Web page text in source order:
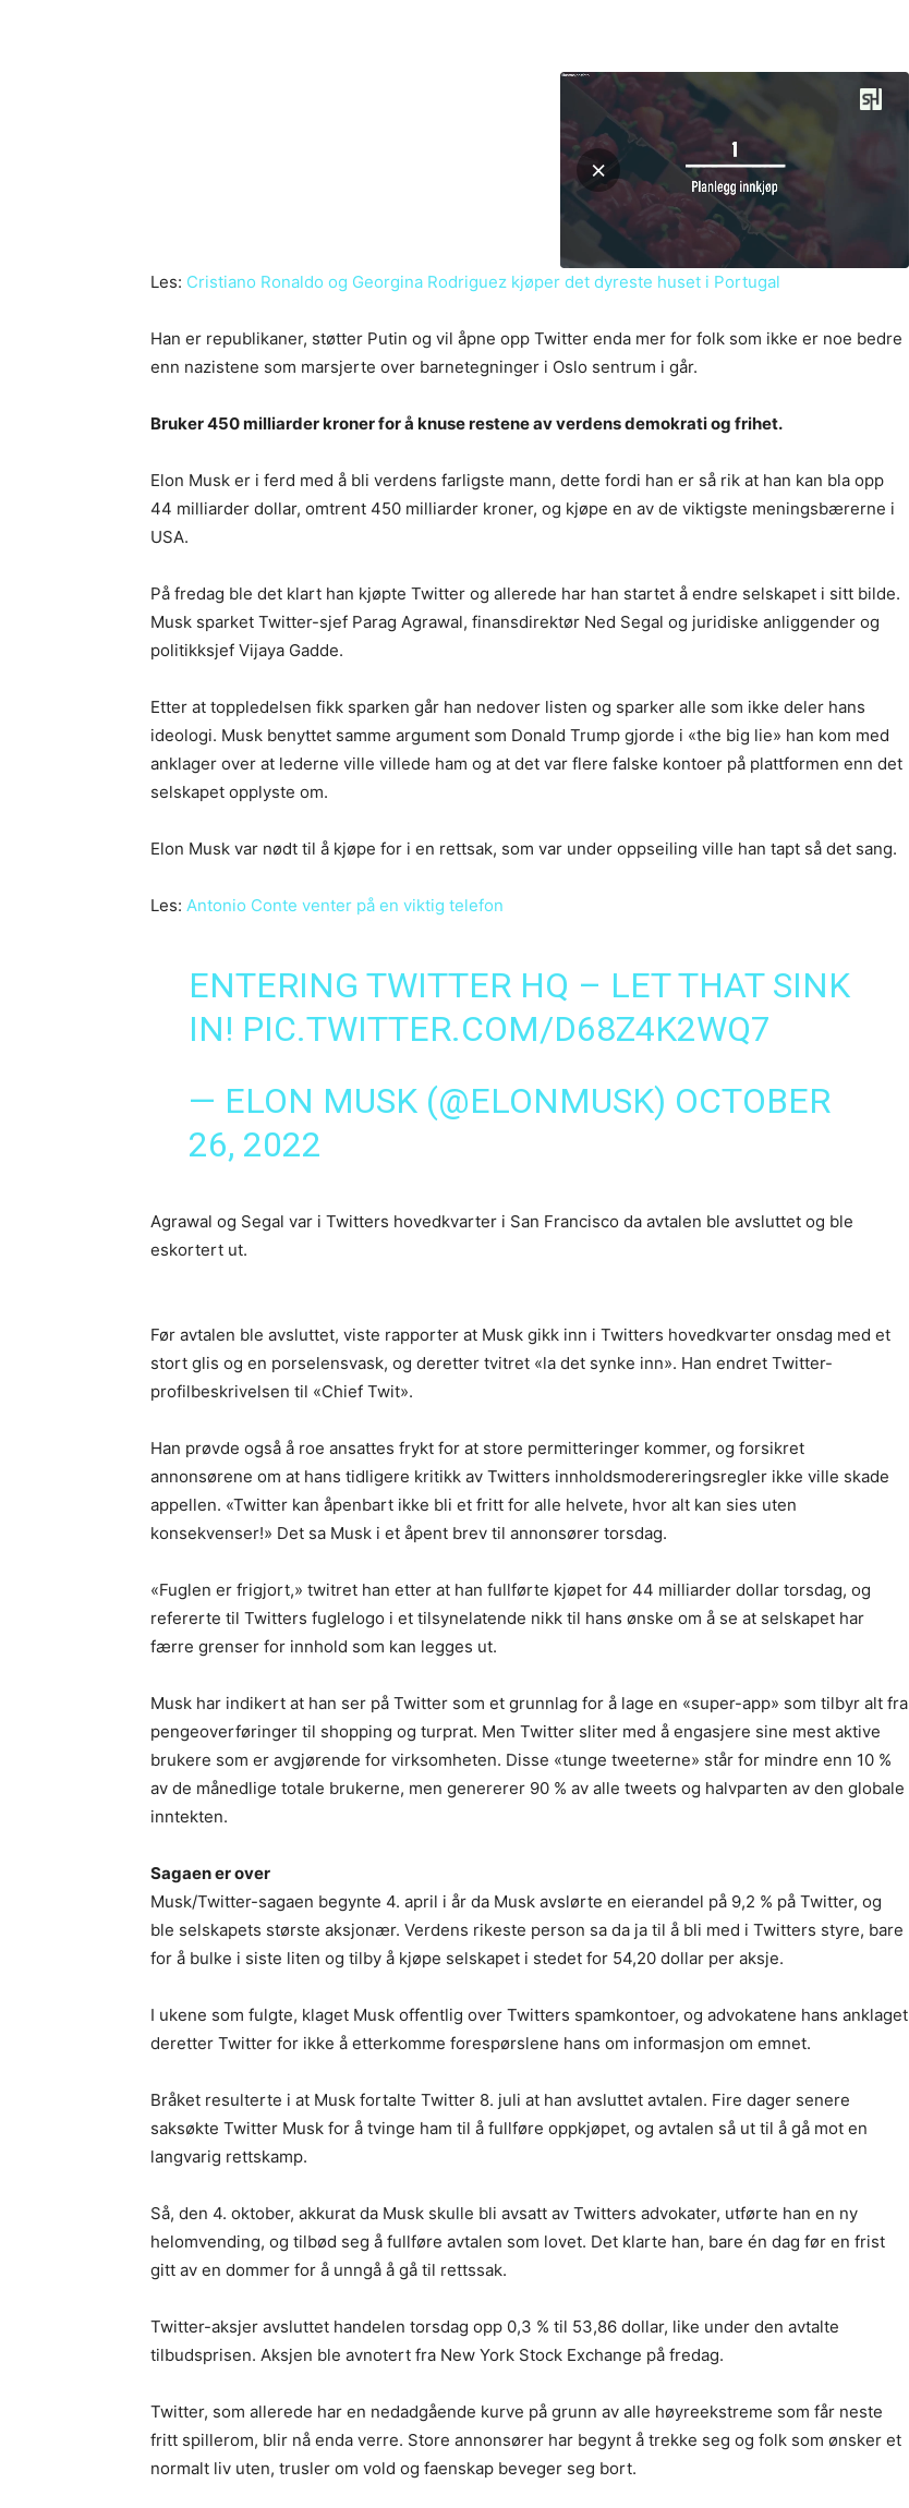
Les: Cristiano Ronaldo og Georgina Rodriguez kjøper det dyreste huset i Portugal
Han er republikaner, støtter Putin og vil åpne opp Twitter enda mer for folk som ikke er noe bedre
enn nazistene som marsjerte over barnetegninger i Oslo sentrum i går.
Bruker 450 milliarder kroner for å knuse restene av verdens demokrati og frihet.
Elon Musk er i ferd med å bli verdens farligste mann, dette fordi han er så rik at han kan bla opp
44 milliarder dollar, omtrent 450 milliarder kroner, og kjøpe en av de viktigste meningsbærerne i
USA.
På fredag ble det klart han kjøpte Twitter og allerede har han startet å endre selskapet i sitt bilde.
Musk sparket Twitter-sjef Parag Agrawal, finansdirektør Ned Segal og juridiske anliggender og
politikksjef Vijaya Gadde.
Etter at toppledelsen fikk sparken går han nedover listen og sparker alle som ikke deler hans
ideologi. Musk benyttet samme argument som Donald Trump gjorde i «the big lie» han kom med
anklager over at lederne ville villede ham og at det var flere falske kontoer på plattformen enn det
selskapet opplyste om.
Elon Musk var nødt til å kjøpe for i en rettsak, som var under oppseiling ville han tapt så det sang.
Les: Antonio Conte venter på en viktig telefon
ENTERING TWITTER HQ – LET THAT SINK
IN! PIC.TWITTER.COM/D68Z4K2WQ7
— ELON MUSK (@ELONMUSK) OCTOBER
26, 2022
Agrawal og Segal var i Twitters hovedkvarter i San Francisco da avtalen ble avsluttet og ble
eskortert ut.
Før avtalen ble avsluttet, viste rapporter at Musk gikk inn i Twitters hovedkvarter onsdag med et
stort glis og en porselensvask, og deretter tvitret «la det synke inn». Han endret Twitter-
profilbeskrivelsen til «Chief Twit».
Han prøvde også å roe ansattes frykt for at store permitteringer kommer, og forsikret
annonsørene om at hans tidligere kritikk av Twitters innholdsmodereringsregler ikke ville skade
appellen. «Twitter kan åpenbart ikke bli et fritt for alle helvete, hvor alt kan sies uten
konsekvenser!» Det sa Musk i et åpent brev til annonsører torsdag.
«Fuglen er frigjort,» twitret han etter at han fullførte kjøpet for 44 milliarder dollar torsdag, og
refererte til Twitters fuglelogo i et tilsynelatende nikk til hans ønske om å se at selskapet har
færre grenser for innhold som kan legges ut.
Musk har indikert at han ser på Twitter som et grunnlag for å lage en «super-app» som tilbyr alt fra
pengeoverføringer til shopping og turprat. Men Twitter sliter med å engasjere sine mest aktive
brukere som er avgjørende for virksomheten. Disse «tunge tweeterne» står for mindre enn 10 %
av de månedlige totale brukerne, men genererer 90 % av alle tweets og halvparten av den globale
inntekten.
Sagaen er over
Musk/Twitter-sagaen begynte 4. april i år da Musk avslørte en eierandel på 9,2 % på Twitter, og
ble selskapets største aksjonær. Verdens rikeste person sa da ja til å bli med i Twitters styre, bare
for å bulke i siste liten og tilby å kjøpe selskapet i stedet for 54,20 dollar per aksje.
I ukene som fulgte, klaget Musk offentlig over Twitters spamkontoer, og advokatene hans anklaget
deretter Twitter for ikke å etterkomme forespørslene hans om informasjon om emnet.
Bråket resulterte i at Musk fortalte Twitter 8. juli at han avsluttet avtalen. Fire dager senere
saksøkte Twitter Musk for å tvinge ham til å fullføre oppkjøpet, og avtalen så ut til å gå mot en
langvarig rettskamp.
Så, den 4. oktober, akkurat da Musk skulle bli avsatt av Twitters advokater, utførte han en ny
helomvending, og tilbød seg å fullføre avtalen som lovet. Det klarte han, bare én dag før en frist
gitt av en dommer for å unngå å gå til rettssak.
Twitter-aksjer avsluttet handelen torsdag opp 0,3 % til 53,86 dollar, like under den avtalte
tilbudsprisen. Aksjen ble avnotert fra New York Stock Exchange på fredag.
Twitter, som allerede har en nedadgående kurve på grunn av alle høyreekstreme som får neste
fritt spillerom, blir nå enda verre. Store annonsører har begynt å trekke seg og folk som ønsker et
normalt liv uten, trusler om vold og faenskap beveger seg bort.